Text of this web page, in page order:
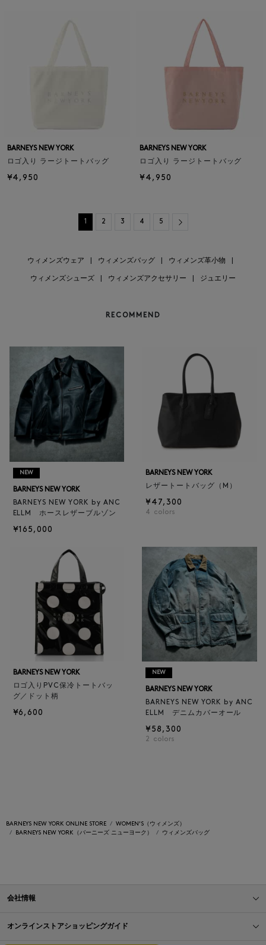
BARNEYS NEW YORK
ロゴ入り ラージトートバッグ
¥4,950
BARNEYS NEW YORK
ロゴ入り ラージトートバッグ
¥4,950
1 2 3 4 5 Next
ウィメンズウェア ウィメンズバッグ ウィメンズ革小物
ウィメンズシューズ ウィメンズアクセサリー ジュエリー
RECOMMEND
NEW
BARNEYS NEW YORK
BARNEYS NEW YORK by ANC
ELLM ホースレザーブルゾン
¥165,000
BARNEYS NEW YORK
レザートートバッグ（M）
¥47,300
4 colors
BARNEYS NEW YORK
ロゴ入りPVC保冷トートバッ
グ／ドット柄
¥6,600
NEW
BARNEYS NEW YORK
BARNEYS NEW YORK by ANC
ELLM デニムカバーオール
¥58,300
2 colors
BARNEYS NEW YORK ONLINE STORE
WOMEN'S（ウィメンズ）
BARNEYS NEW YORK（バーニーズ ニューヨーク）
ウィメンズバッグ
会社情報
オンラインストアショッピングガイド